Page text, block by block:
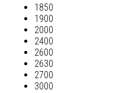
1850
1900
2000
2400
2600
2630
2700
3000